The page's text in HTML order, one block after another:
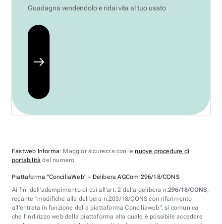
Guadagna vendendolo e ridai vita al tuo usato
Fastweb Informa: Maggior sicurezza con lenuove procedure di
portabilità del numero.
Piattaforma "ConciliaWeb" – Delibera AGCom 296/18/CONS
Ai fini dell'adempimento di cui all'art. 2 della delibera n.296/18/CONS,
recante "modifiche alla delibera n.203/18/CONS con riferimento
all'entrata in funzione della piattaforma Conciliaweb", si comunica
che l'indirizzo web della piattaforma alla quale è possibile accedere